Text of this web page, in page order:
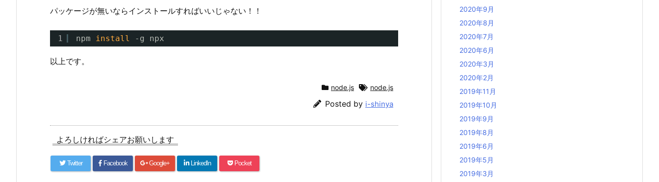
パッケージが無いならインストールすればいいじゃない！！
1 npm install -g npx
以上です。
node.js node.js
Posted by i-shinya
よろしければシェアお願いします
Twitter Facebook Google+ LinkedIn Pocket
2020年9月
2020年8月
2020年7月
2020年6月
2020年3月
2020年2月
2019年11月
2019年10月
2019年9月
2019年8月
2019年6月
2019年5月
2019年3月